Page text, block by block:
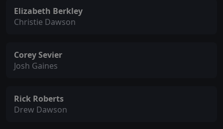
Elizabeth Berkley
Christie Dawson
Corey Sevier
Josh Gaines
Rick Roberts
Drew Dawson